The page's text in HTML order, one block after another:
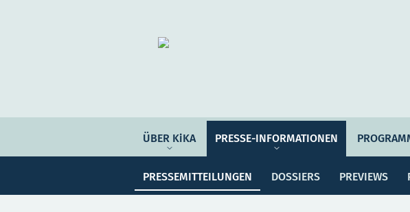
ÜBER KiKA PRESSE-INFORMATIONEN
PRESSEMITTEILUNGEN DOSSIERS PREVIEWS
Organisation Auftrag &
PRESSE-INFORMATIONEN
Pressemitteilungen
PROGRAMM-INFORMATIONEN